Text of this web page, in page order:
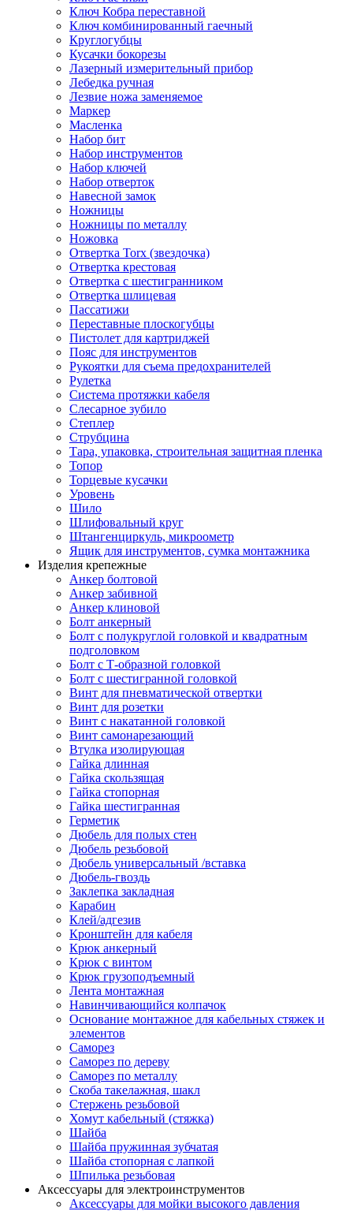
Ключ Кобра переставной
Ключ комбинированный гаечный
Круглогубцы
Кусачки бокорезы
Лазерный измерительный прибор
Лебедка ручная
Лезвие ножа заменяемое
Маркер
Масленка
Набор бит
Набор инструментов
Набор ключей
Набор отверток
Навесной замок
Ножницы
Ножницы по металлу
Ножовка
Отвертка Torx (звездочка)
Отвертка крестовая
Отвертка с шестигранником
Отвертка шлицевая
Пассатижи
Переставные плоскогубцы
Пистолет для картриджей
Пояс для инструментов
Рукоятки для съема предохранителей
Рулетка
Система протяжки кабеля
Слесарное зубило
Степлер
Струбцина
Тара, упаковка, строительная защитная пленка
Топор
Торцевые кусачки
Уровень
Шило
Шлифовальный круг
Штангенциркуль, микроометр
Ящик для инструментов, сумка монтажника
Изделия крепежные
Анкер болтовой
Анкер забивной
Анкер клиновой
Болт анкерный
Болт с полукруглой головкой и квадратным
подголовком
Болт с Т-образной головкой
Болт с шестигранной головкой
Винт для пневматической отвертки
Винт для розетки
Винт с накатанной головкой
Винт самонарезающий
Втулка изолирующая
Гайка длинная
Гайка скользящая
Гайка стопорная
Гайка шестигранная
Герметик
Дюбель для полых стен
Дюбель резьбовой
Дюбель универсальный /вставка
Дюбель-гвоздь
Заклепка закладная
Карабин
Клей/адгезив
Кронштейн для кабеля
Крюк анкерный
Крюк с винтом
Крюк грузоподъемный
Лента монтажная
Навинчивающийся колпачок
Основание монтажное для кабельных стяжек и
элементов
Саморез
Саморез по дереву
Саморез по металлу
Скоба такелажная, шакл
Стержень резьбовой
Хомут кабельный (стяжка)
Шайба
Шайба пружинная зубчатая
Шайба стопорная с лапкой
Шпилька резьбовая
Аксессуары для электроинструментов
Аксессуары для мойки высокого давления